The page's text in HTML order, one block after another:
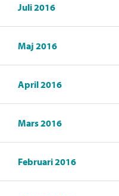
Juli 2016
Maj 2016
April 2016
Mars 2016
Februari 2016